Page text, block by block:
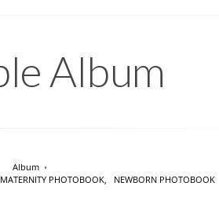
Album
Album
MATERNITY PHOTOBOOK, NEWBORN PHOTOBOOK